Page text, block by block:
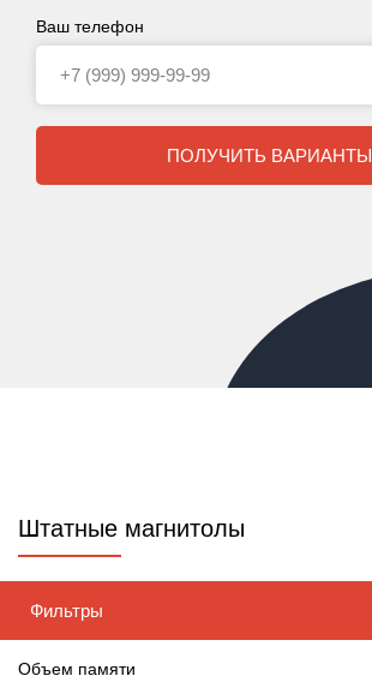
Ваш телефон
ПОЛУЧИТЬ ВАРИАНТЫ
Штатные магнитолы
Фильтры
Объем памяти